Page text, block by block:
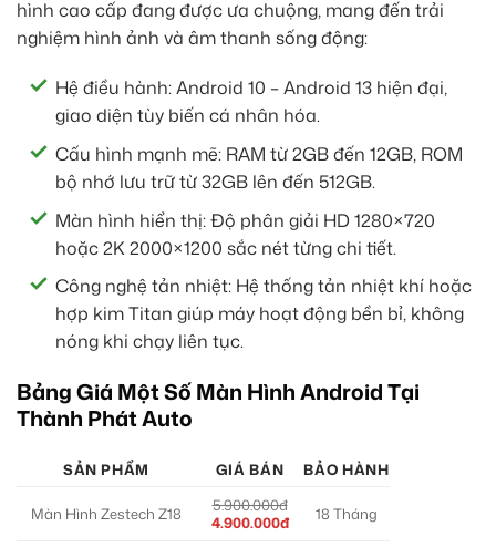
hình cao cấp đang được ưa chuộng, mang đến trải
nghiệm hình ảnh và âm thanh sống động:
Hệ điều hành: Android 10 – Android 13 hiện đại,
giao diện tùy biến cá nhân hóa.
Cấu hình mạnh mẽ: RAM từ 2GB đến 12GB, ROM
bộ nhớ lưu trữ từ 32GB lên đến 512GB.
Màn hình hiển thị: Độ phân giải HD 1280×720
hoặc 2K 2000×1200 sắc nét từng chi tiết.
Công nghệ tản nhiệt: Hệ thống tản nhiệt khí hoặc
hợp kim Titan giúp máy hoạt động bền bỉ, không
nóng khi chạy liên tục.
Bảng Giá Một Số Màn Hình Android Tại
Thành Phát Auto
SẢN PHẨM GIÁ BÁN BẢO HÀNH
Màn Hình Zestech Z18
5.900.000đ
4.900.000đ
18 Tháng